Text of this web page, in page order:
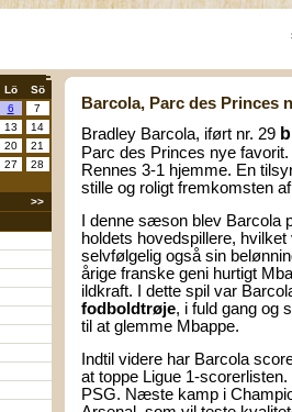
Lö
Sö
6
7
13
14
20
21
27
28
>>
Barcola, Parc des Princes
Bradley Barcola, iført nr. 29
Parc des Princes nye
Rennes 3-1 hjemme. En
stille og roligt fremkomsten
I denne sæson blev Barcola
holdets hovedspillere,
selvfølgelig også sin
årige franske geni hurtigt
ildkraft. I dette spil var
fodboldtrøje, i fuld gang og
til at glemme Mbappe.
Indtil videre har Barcola
at toppe Ligue 1-
PSG. Næste kamp i